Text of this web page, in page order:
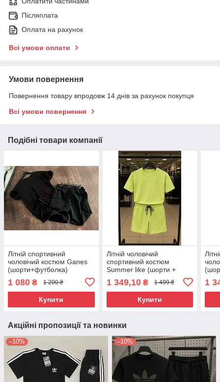
Післяплата
Оплата на рахунок
Всі умови оплати
Умови повернення
Повернення товару впродовж 14 днів за рахунок покупця
Всі умови повернення
Подібні товари компанії
Літній спортивний
чоловічий костюм Ganes
(шорти+футболка)
1 080 ₴ 1 200 ₴
Купити
Літній чоловічий
спортивний костюм
Summer like (шорти +
1 349,10₴ 1 499 ₴
Купити
1
Акційні пропозиції та новинки
–10% –10%